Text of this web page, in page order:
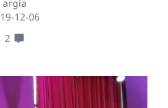
argia
12-06
2